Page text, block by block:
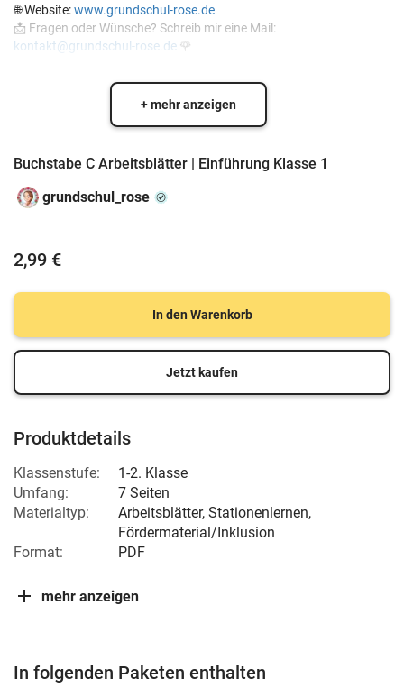
🌐 Website:www.grundschul-rose.de
📩 Fragen oder Wünsche? Schreib mir eine Mail:
kontakt@grundschul-rose.de 🌹
+ mehr anzeigen
Buchstabe C Arbeitsblätter | Einführung Klasse 1
grundschul_rose
2,99 €
In den Warenkorb
Jetzt kaufen
Produktdetails
Klassenstufe:
1-2. Klasse
Umfang:
7 Seiten
Materialtyp:
Arbeitsblätter, Stationenlernen,
Fördermaterial/Inklusion
Format:
PDF
mehr anzeigen
In folgenden Paketen enthalten